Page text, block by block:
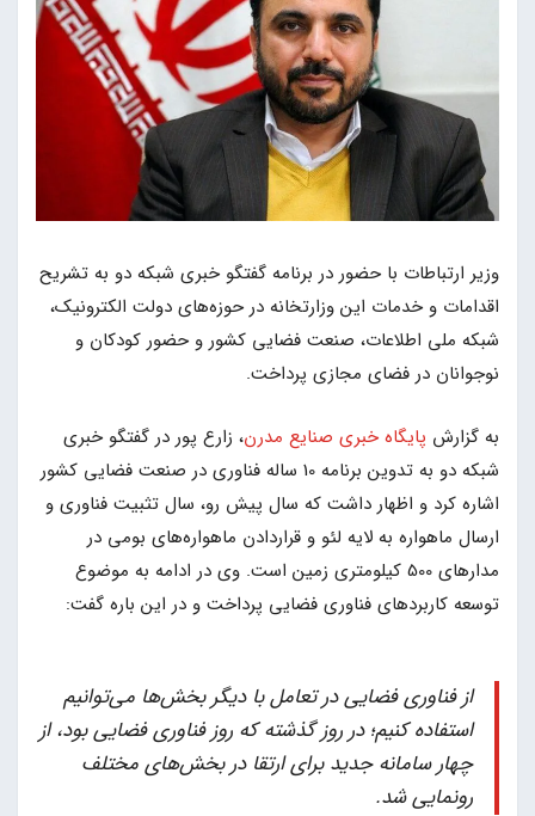
وزیر ارتباطات با حضور در برنامه گفتگو خبری شبکه دو به تشریح
اقدامات و خدمات این وزارتخانه در حوزه‌های دولت الکترونیک،
شبکه ملی اطلاعات، صنعت فضایی کشور و حضور کودکان و
نوجوانان در فضای مجازی پرداخت.
به گزارش پایگاه خبری صنایع مدرن، زارع پور در گفتگو خبری
شبکه دو به تدوین برنامه 10 ساله فناوری در صنعت فضایی کشور
اشاره کرد و اظهار داشت که سال پیش رو، سال تثبیت فناوری و
ارسال ماهواره به لایه لئو و قراردادن ماهواره‌های بومی در
مدارهای 500 کیلومتری زمین است. وی در ادامه به موضوع
توسعه کاربردهای فناوری فضایی پرداخت و در این باره گفت:
از فناوری فضایی در تعامل با دیگر بخش‌ها می‌توانیم
استفاده کنیم؛ در روز گذشته که روز فناوری فضایی بود، از
چهار سامانه جدید برای ارتقا در بخش‌های مختلف
رونمایی شد.